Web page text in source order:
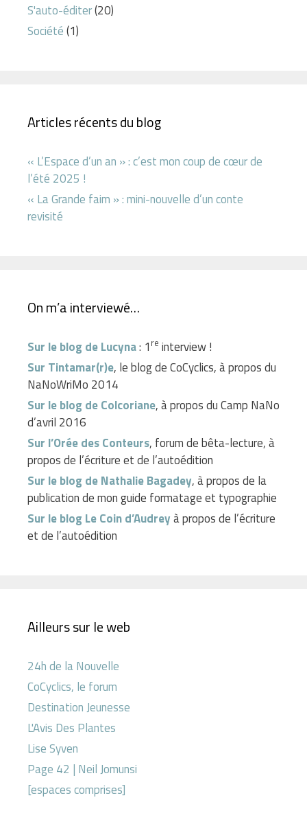
S'auto-éditer(20)
Société(1)
Articles récents du blog
« L’Espace d’un an » : c’est mon coup de cœur de
l’été 2025 !
« La Grande faim » : mini-nouvelle d’un conte
revisité
On m’a interviewé…
Sur le blog de Lucyna: 1 re interview !
Sur Tintamar(r)e, le blog de CoCyclics, à propos du
NaNoWriMo 2014
Sur le blog de Colcoriane, à propos du Camp NaNo
d’avril 2016
Sur l’Orée des Conteurs, forum de bêta-lecture, à
propos de l’écriture et de l’autoédition
Sur le blog de Nathalie Bagadey, à propos de la
publication de mon guide formatage et typographie
Sur le blog Le Coin d’Audreyà propos de l’écriture
et de l’autoédition
Ailleurs sur le web
24h de la Nouvelle
CoCyclics, le forum
Destination Jeunesse
L'Avis Des Plantes
Lise Syven
Page 42 | Neil Jomunsi
[espaces comprises]